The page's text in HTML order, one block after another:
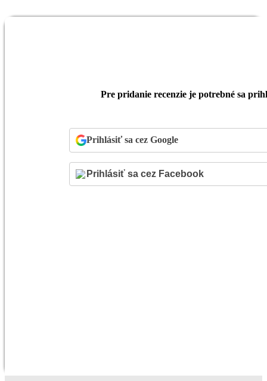
Pre pridanie recenzie je potrebné sa
Prihlásiť sa cez Google